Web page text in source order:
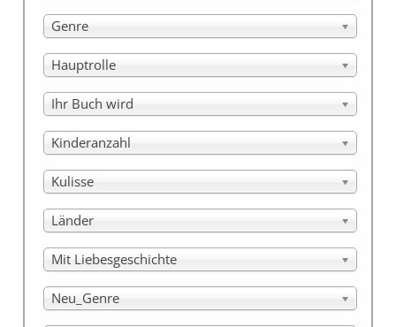
Genre
Hauptrolle
Ihr Buch wird
Kinderanzahl
Kulisse
Länder
Mit Liebesgeschichte
Neu_Genre